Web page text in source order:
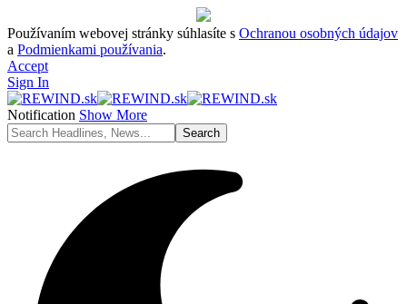
Používaním webovej stránky súhlasíte s Ochranou osobných údajov
a Podmienkami používania.
Accept
Sign In
Notification Show More